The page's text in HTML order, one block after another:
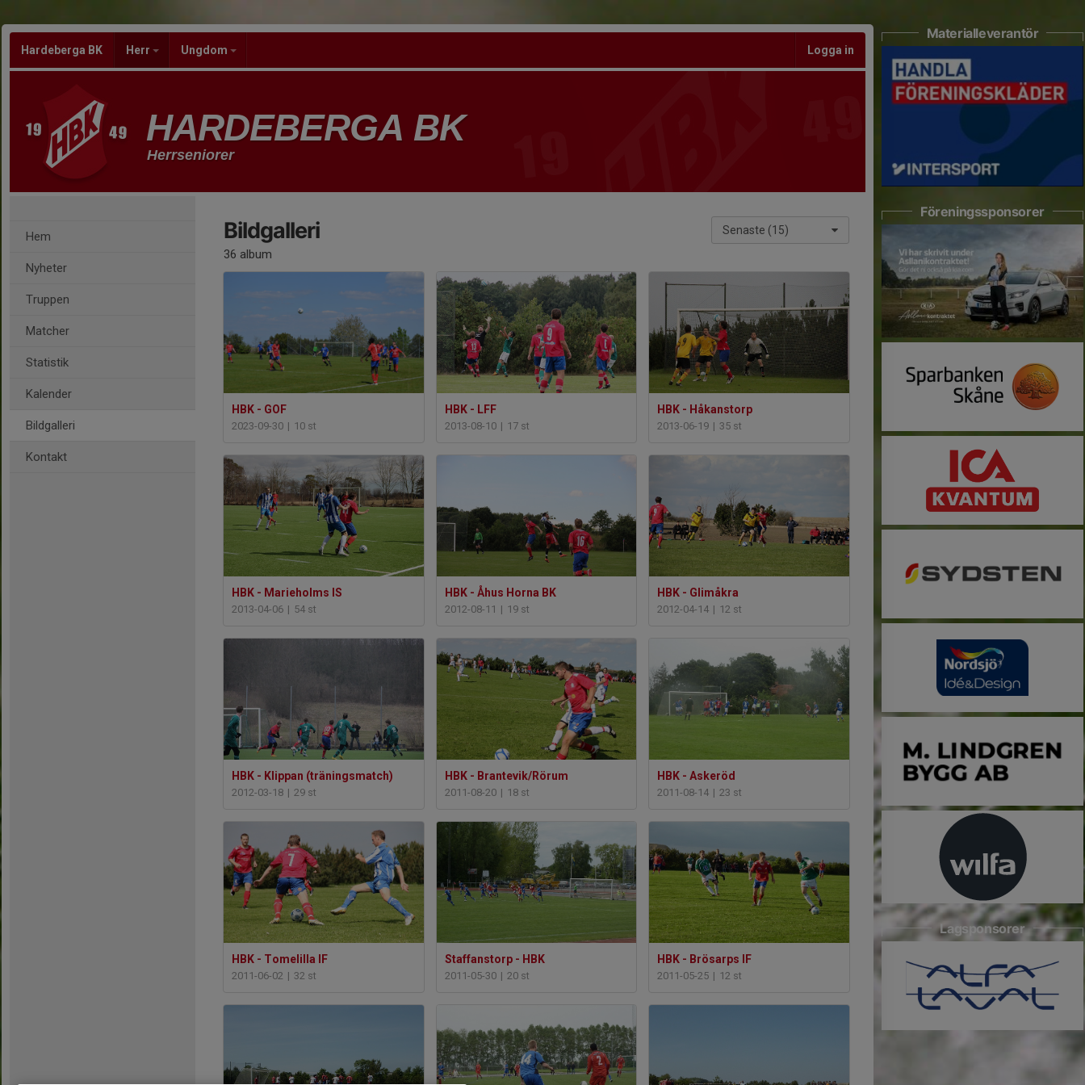
Hardeberga BK Herr Ungdom Logga in
HARDEBERGA BK
Herrseniorer
Hem
Nyheter
Truppen
Matcher
Statistik
Kalender
Bildgalleri
Kontakt
Senaste (15)
Bildgalleri
36 album
HBK - GOF
2023-09-30 | 10 st
HBK - LFF
2013-08-10 | 17 st
HBK - Håkanstorp
2013-06-19 | 35 st
HBK - Marieholms IS
2013-04-06 | 54 st
HBK - Åhus Horna BK
2012-08-11 | 19 st
HBK - Glimåkra
2012-04-14 | 12 st
HBK - Klippan (träningsmatch)
2012-03-18 | 29 st
HBK - Brantevik/Rörum
2011-08-20 | 18 st
HBK - Askeröd
2011-08-14 | 23 st
HBK - Tomelilla IF
2011-06-02 | 32 st
Staffanstorp - HBK
2011-05-30 | 20 st
HBK - Brösarps IF
2011-05-25 | 12 st
Materialleverantör
Föreningssponsorer
Lagsponsorer